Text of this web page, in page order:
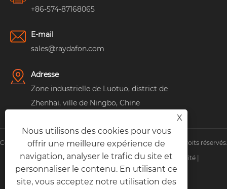
+86-574-87168065
E-mail
sales@raydafon.com
Adresse
Zone industrielle de Luotuo, district de
Zhenhai, ville de Ningbo, Chine
Copyright © Raydafon Technology Group Co., Limited Tous droits réservés.
Links | Sitemap | RSS | XML | politique de confidentialité
X
Nous utilisons des cookies pour vous
offrir une meilleure expérience de
navigation, analyser le trafic du site et
personnaliser le contenu. En utilisant ce
site, vous acceptez notre utilisation des